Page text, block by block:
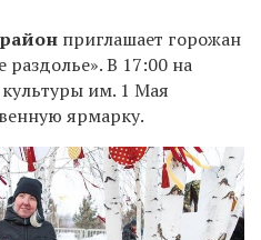
приглашает горожан
В 17:00 на
им. 1 Мая
ярмарку.